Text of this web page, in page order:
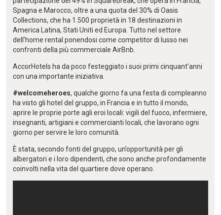
Spagna e Marocco, oltre a una quota del 30% di Oasis
Collections, che ha 1.500 proprietà in 18 destinazioni in
America Latina, Stati Uniti ed Europa. Tutto nel settore
dell’home rental ponendosi come competitor di lusso nei
confronti della più commerciale AirBnb.
AccorHotels ha da poco festeggiato i suoi primi cinquant’anni
con una importante iniziativa.
#welcomeheroes, qualche giorno fa una festa di compleanno
ha visto gli hotel del gruppo, in Francia e in tutto il mondo,
aprire le proprie porte agli eroi locali: vigili del fuoco, infermiere,
insegnanti, artigiani e commercianti locali, che lavorano ogni
giorno per servire le loro comunità.
È stata, secondo fonti del gruppo, un’opportunità per gli
albergatori e i loro dipendenti, che sono anche profondamente
coinvolti nella vita del quartiere dove operano.